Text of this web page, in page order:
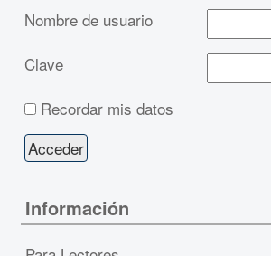
Nombre de usuario
Clave
Recordar mis datos
Información